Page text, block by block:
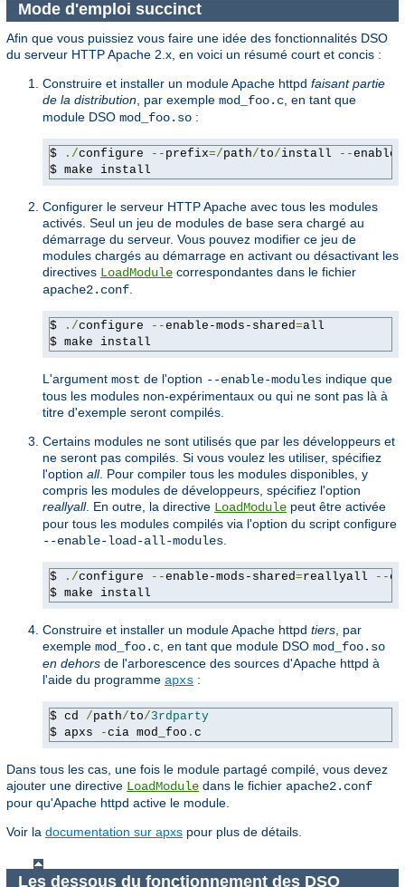
Mode d'emploi succinct
Afin que vous puissiez vous faire une idée des fonctionnalités DSO
du serveur HTTP Apache 2.x, en voici un résumé court et concis :
Construire et installer un module Apache httpd faisant partie
de la distribution, par exemple mod_foo.c, en tant que
module DSO mod_foo.so :
$ ./configure -- prefix=/path/to/install --
$ make install
Configurer le serveur HTTP Apache avec tous les modules
activés. Seul un jeu de modules de base sera chargé au
démarrage du serveur. Vous pouvez modifier ce jeu de
modules chargés au démarrage en activant ou désactivant les
directives LoadModule correspondantes dans le fichier
apache2.conf.
$ ./configure --enable-mods-shared=all
$ make install
L'argument most de l'option --enable-modules indique que
tous les modules non-expérimentaux ou qui ne sont pas là à
titre d'exemple seront compilés.
Certains modules ne sont utilisés que par les développeurs et
ne seront pas compilés. Si vous voulez les utiliser, spécifiez
l'option all. Pour compiler tous les modules disponibles, y
compris les modules de développeurs, spécifiez l'option
reallyall. En outre, la directive LoadModule peut être activée
pour tous les modules compilés via l'option du script configure
--enable-load-all-modules.
$ ./configure --enable-mods-shared=reallyall --
$ make install
Construire et installer un module Apache httpd tiers, par
exemple mod_foo.c, en tant que module DSO mod_foo.so
en dehors de l'arborescence des sources d'Apache httpd à
l'aide du programme apxs :
$ cd /path/to/3rdparty
$ apxs
-cia mod_foo . c
Dans tous les cas, une fois le module partagé compilé, vous devez
ajouter une directive LoadModule dans le fichier apache2.conf
pour qu'Apache httpd active le module.
Voir la documentation sur apxs pour plus de détails.
Les dessous du fonctionnement des DSO